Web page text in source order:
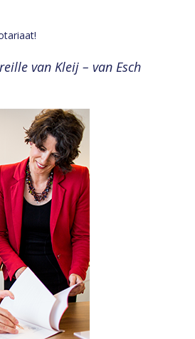
van Kleij – van Esch